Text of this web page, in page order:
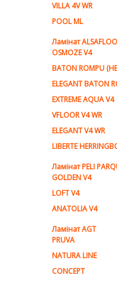
VILLA 4V WR
POOL ML
Ламiнат
OSMOZE V4
BATON ROMPU
ELEGANT BATON
EXTREME AQUA V4
VFLOOR V4 WR
ELEGANT V4 WR
LIBERTE
Ламiнат PELI
GOLDEN V4
LOFT V4
ANATOLIA V4
Ламiнат AGT
PRUVA
NATURA LINE
CONCEPT